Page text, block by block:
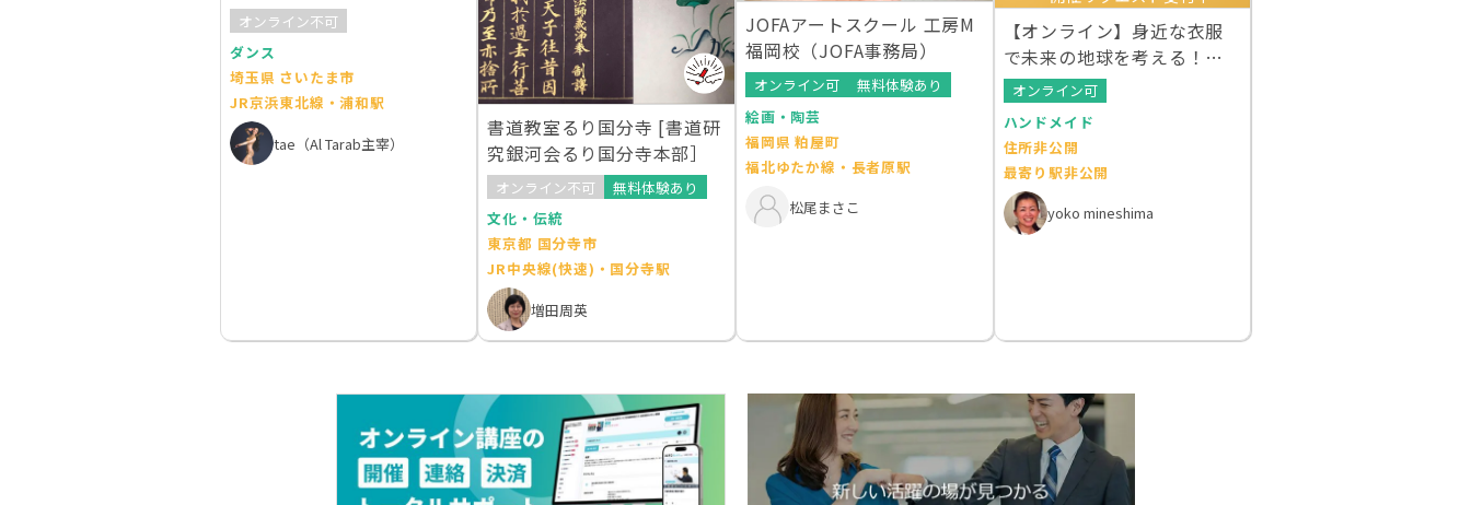
オンライン不可
ダンス
埼玉県 さいたま市
JR京浜東北線・浦和駅
tae（Al Tarab主宰）
書道教室るり国分寺 [書道研
究銀河会るり国分寺本部］
オンライン不可
無料体験あり
文化・伝統
東京都 国分寺市
JR中央線(快速)・国分寺駅
増田周英
JOFAアートスクール 工房M
福岡校（JOFA事務局）
オンライン可
無料体験あり
絵画・陶芸
福岡県 粕屋町
福北ゆたか線・長者原駅
松尾まさこ
【オンライン】身近な衣服
で未来の地球を考える！ク
ルエシカルWS
オンライン可
ハンドメイド
住所非公開
最寄り駅非公開
yoko mineshima